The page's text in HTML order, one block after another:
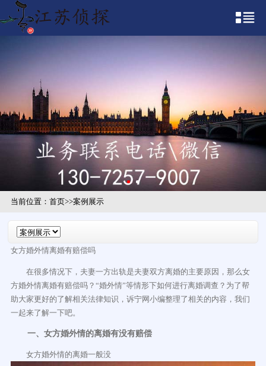
当前位置： 首页>>案例展示
女方婚外情离婚有赔偿吗
在很多情况下，夫妻一方出轨是夫妻双方离婚的主要原因，那么女
方婚外情离婚有赔偿吗？“婚外情”等情形下如何进行离婚调查？为了帮
助大家更好的了解相关法律知识，诉宁网小编整理了相关的内容，我们
一起来了解一下吧。
一、女方婚外情的离婚有没有赔偿
女方婚外情的离婚一般没